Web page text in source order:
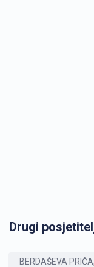
Drugi
BERDAŠEVA